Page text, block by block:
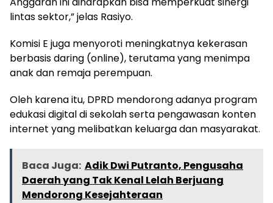
lintas sektor,” jelas Rasiyo.
Komisi E juga menyoroti meningkatnya kekerasan
berbasis daring (online), terutama yang menimpa
anak dan remaja perempuan.
Oleh karena itu, DPRD mendorong adanya program
edukasi digital di sekolah serta pengawasan konten
internet yang melibatkan keluarga dan masyarakat.
Baca Juga: Adik Dwi Putranto, Pengusaha
Daerah yang Tak Kenal Lelah Berjuang
Mendorong Kesejahteraan